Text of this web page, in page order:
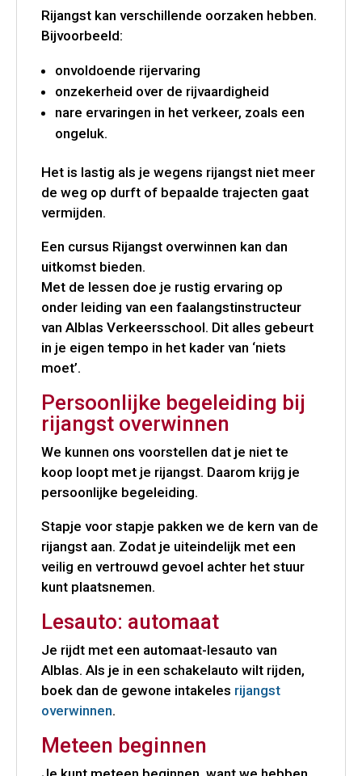
Rijangst kan verschillende oorzaken hebben.
Bijvoorbeeld:
onvoldoende rijervaring
onzekerheid over de rijvaardigheid
nare ervaringen in het verkeer, zoals een
ongeluk.
Het is lastig als je wegens rijangst niet meer
de weg op durft of bepaalde trajecten gaat
vermijden.
Een cursus Rijangst overwinnen kan dan
uitkomst bieden.
Met de lessen doe je rustig ervaring op
onder leiding van een faalangstinstructeur
van Alblas Verkeersschool. Dit alles gebeurt
in je eigen tempo in het kader van ‘niets
moet’.
Persoonlijke begeleiding bij
rijangst overwinnen
We kunnen ons voorstellen dat je niet te
koop loopt met je rijangst. Daarom krijg je
persoonlijke begeleiding.
Stapje voor stapje pakken we de kern van de
rijangst aan. Zodat je uiteindelijk met een
veilig en vertrouwd gevoel achter het stuur
kunt plaatsnemen.
Lesauto: automaat
Je rijdt met een automaat-lesauto van
Alblas. Als je in een schakelauto wilt rijden,
boek dan de gewone intakeles rijangst
overwinnen.
Meteen beginnen